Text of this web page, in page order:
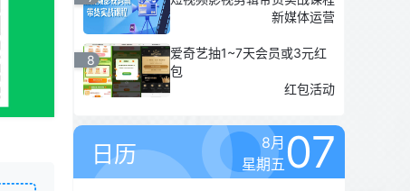
新媒体运营
8
爱奇艺抽1~7天会员或3元红
包
红包活动
日历
8月
星期五 07